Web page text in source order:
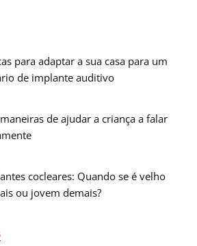
para adaptar a sua casa para um
de implante auditivo
de ajudar a criança a falar
cocleares: Quando se é velho
ou jovem demais?